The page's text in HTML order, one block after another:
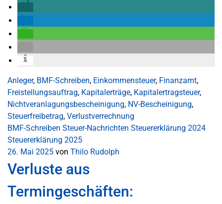
Anleger, BMF-Schreiben, Einkommensteuer, Finanzamt,
Freistellungsauftrag, Kapitalerträge, Kapitalertragsteuer,
Nichtveranlagungsbescheinigung, NV-Bescheinigung,
Steuerfreibetrag, Verlustverrechnung
BMF-Schreiben Steuer-Nachrichten Steuererklärung 2024
Steuererklärung 2025
26. Mai 2025 von Thilo Rudolph
Verluste aus
Termingeschäften: